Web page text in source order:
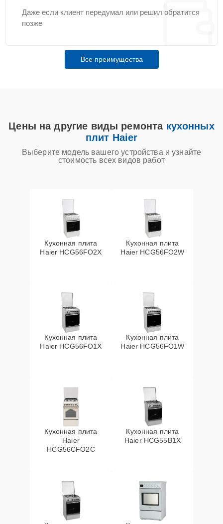
Даже если клиент передумал или решил обратится
позже
Все преимущества
Цены на другие виды ремонта кухонных
плит Haier
Выберите модель вашего устройства и узнайте
стоимость всех видов работ
Кухонная плита
Haier HCG56FO2X
Кухонная плита
Haier HCG56FO2W
Кухонная плита
Haier HCG56FO1X
Кухонная плита
Haier HCG56FO1W
Кухонная плита
Haier
HCG56CFO2C
Кухонная плита
Haier HCG55B1X